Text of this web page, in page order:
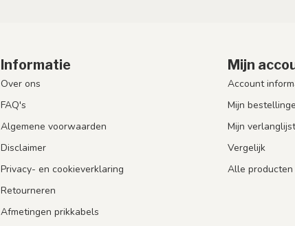
Informatie
Over ons
FAQ's
Algemene voorwaarden
Disclaimer
Privacy- en cookieverklaring
Retourneren
Afmetingen prikkabels
Mijn
Account
Mijn
Mijn verlanglijst
Vergelijk
Alle producten